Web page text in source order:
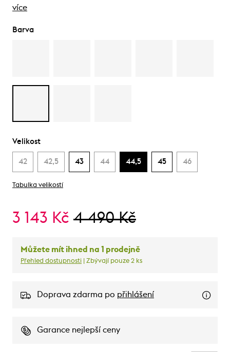
více
Barva
Velikost
42 42,5 43 44 44,5 45 46
Tabulka velikostí
3 143 Kč 4 490 Kč
Můžete mít ihned na 1 prodejně
Přehled dostupnosti | Zbývají pouze 2 ks
Doprava zdarma po přihlášení
Garance nejlepší ceny